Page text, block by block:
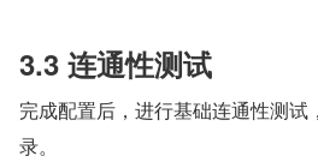
3.3 连通性测试
完成配置后，进行基础连通性测
录。